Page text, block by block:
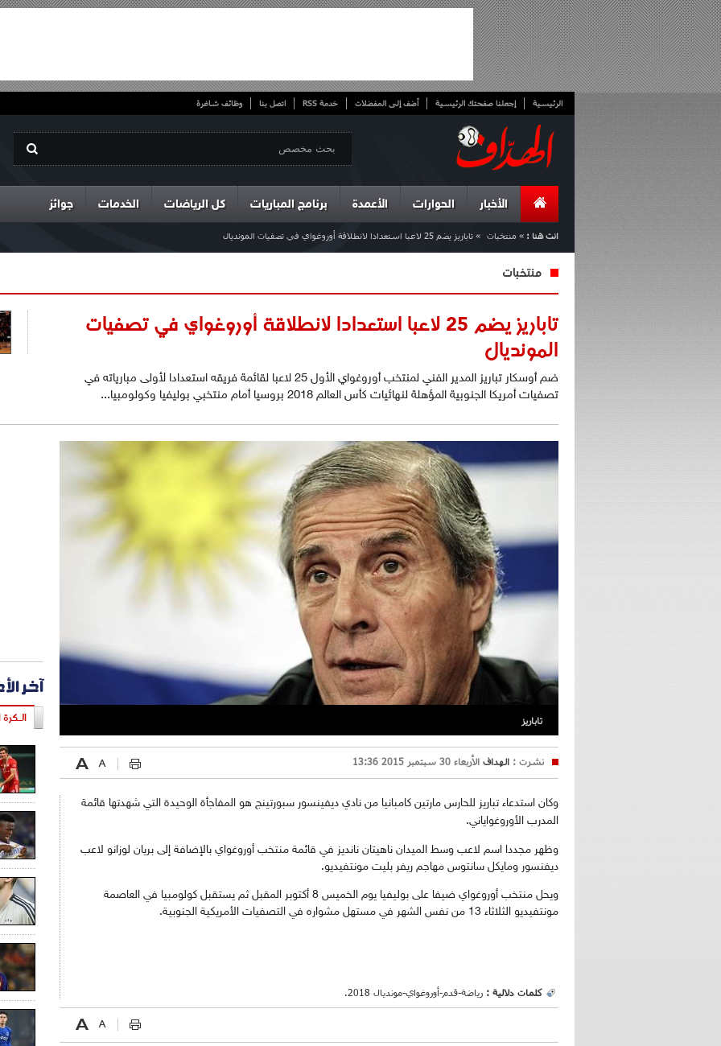
الرئيسية إجعلنا صفحتك الرئيسية أضف إلى المفضلات خدمة RSS اتصل بنا وظائف شاغرة
الأخبار الحوارات الأعمدة برنامج المباريات كل الرياضات الخدمات جوائز
انت هنا : » منتخبات » تاباريز يضم 25 لاعبا استعدادا لانطلاقة أوروغواي في تصفيات المونديال
منتخبات
تاباريز يضم 25 لاعبا استعدادا لانطلاقة أوروغواي في تصفيات
المونديال
ضم أوسكار تباريز المدير الفني لمنتخب أوروغواي الأول 25 لاعبا لقائمة فريقه استعدادا لأولى مبارياته في
تصفيات أمريكا الجنوبية المؤهلة لنهائيات كأس العالم 2018 بروسيا أمام منتخبي بوليفيا وكولومبيا...
تاباريز
نشرت : الهداف الأربعاء 30 سبتمبر 2015 13:36
وكان استدعاء تباريز للحارس مارتين كامبانيا من نادي ديفينسور سبورتينج هو المفاجأة الوحيدة التي شهدتها قائمة
المدرب الأوروغواياني.
وظهر مجددا اسم لاعب وسط الميدان ناهيتان نانديز في قائمة منتخب أوروغواي بالإضافة إلى بريان لوزانو لاعب
ديفنسور ومايكل سانتوس مهاجم ريفر بليت مونتفيديو.
ويحل منتخب أوروغواي ضيفا على بوليفيا يوم الخميس 8 أكتوبر المقبل ثم يستقبل كولومبيا في العاصمة
مونتفيديو الثلاثاء 13 من نفس الشهر في مستهل مشواره في التصفيات الأمريكية الجنوبية.
كلمات دلالية : رياضة-قدم-أوروغواي-مونديال 2018.
آخر
الـكرة